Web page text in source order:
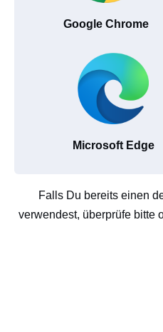
Google Chrome
Microsoft Edge
Falls Du bereits einen
verwendest, überprüfe bitte